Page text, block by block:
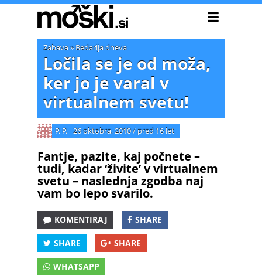
Zabava» Bedarija dneva
Ločila se je od moža,
ker jo je varal v
virtualnem svetu!
P. P. 26 oktobra, 2010/ pred 16 let
Fantje, pazite, kaj počnete –
tudi, kadar ‘živite’ v virtualnem
svetu – naslednja zgodba naj
vam bo lepo svarilo.
KOMENTIRAJ SHARE
SHARE SHARE
WHATSAPP